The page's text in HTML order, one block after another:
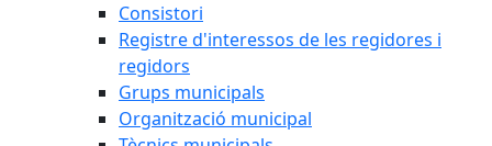
Consistori
Registre d'interessos de les regidores i
regidors
Grups municipals
Organització municipal